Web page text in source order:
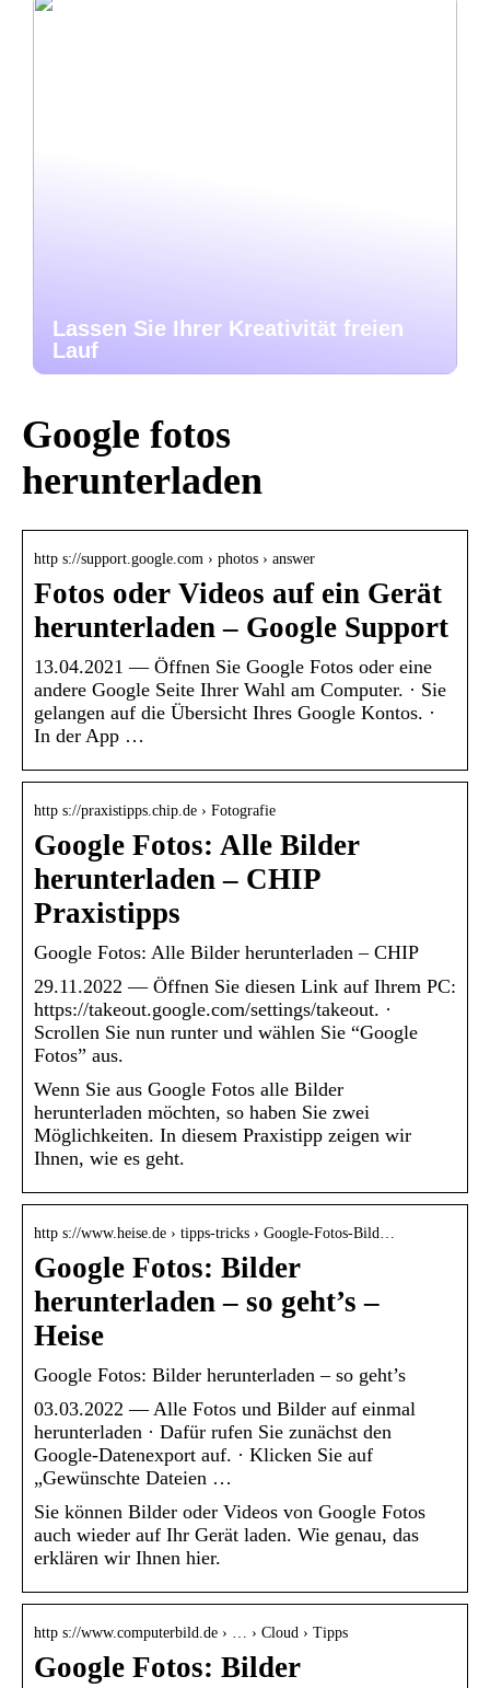
Lassen Sie Ihrer Kreativität freien
Lauf
Google fotos
herunterladen
http s://support.google.com › photos › answer
Fotos oder Videos auf ein Gerät
herunterladen – Google Support
13.04.2021 — Öffnen Sie Google Fotos oder eine
andere Google Seite Ihrer Wahl am Computer. · Sie
gelangen auf die Übersicht Ihres Google Kontos. ·
In der App …
http s://praxistipps.chip.de › Fotografie
Google Fotos: Alle Bilder
herunterladen – CHIP
Praxistipps
Google Fotos: Alle Bilder herunterladen – CHIP
29.11.2022 — Öffnen Sie diesen Link auf Ihrem PC:
https://takeout.google.com/settings/takeout. ·
Scrollen Sie nun runter und wählen Sie “Google
Fotos” aus.
Wenn Sie aus Google Fotos alle Bilder
herunterladen möchten, so haben Sie zwei
Möglichkeiten. In diesem Praxistipp zeigen wir
Ihnen, wie es geht.
http s://www.heise.de › tipps-tricks › Google-Fotos-Bild…
Google Fotos: Bilder
herunterladen – so geht’s –
Heise
Google Fotos: Bilder herunterladen – so geht’s
03.03.2022 — Alle Fotos und Bilder auf einmal
herunterladen · Dafür rufen Sie zunächst den
Google-Datenexport auf. · Klicken Sie auf
„Gewünschte Dateien …
Sie können Bilder oder Videos von Google Fotos
auch wieder auf Ihr Gerät laden. Wie genau, das
erklären wir Ihnen hier.
http s://www.computerbild.de › … › Cloud › Tipps
Google Fotos: Bilder